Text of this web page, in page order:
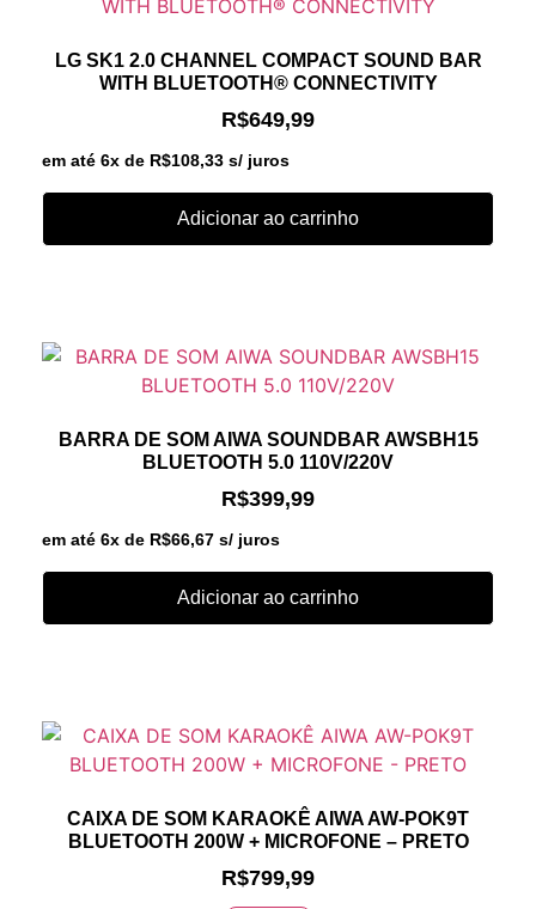
LG SK1 2.0 CHANNEL COMPACT SOUND BAR
WITH BLUETOOTH® CONNECTIVITY
R$649,99
em até 6x de R$108,33 s/ juros
Adicionar ao carrinho
BARRA DE SOM AIWA SOUNDBAR AWSBH15
BLUETOOTH 5.0 110V/220V
R$399,99
em até 6x de R$66,67 s/ juros
Adicionar ao carrinho
CAIXA DE SOM KARAOKÊ AIWA AW-POK9T
BLUETOOTH 200W + MICROFONE – PRETO
R$799,99